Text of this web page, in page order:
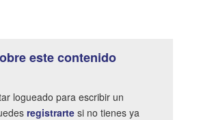
este contenido
logueado para escribir un
registrarte si no tienes ya